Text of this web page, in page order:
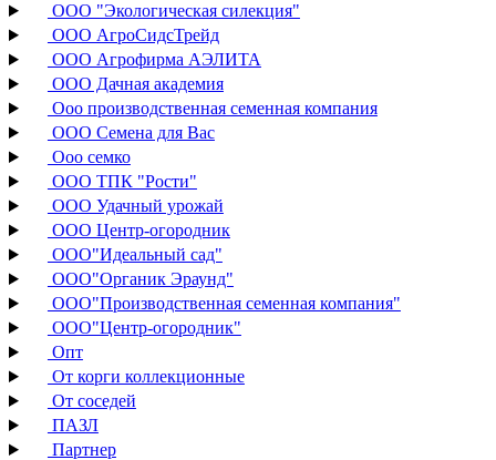
ООО "Экологическая силекция"
ООО АгроСидсТрейд
ООО Агрофирма АЭЛИТА
ООО Дачная академия
Ооо производственная семенная компания
ООО Семена для Вас
Ооо семко
ООО ТПК "Рости"
ООО Удачный урожай
ООО Центр-огородник
ООО"Идеальный сад"
ООО"Органик Эраунд"
ООО"Производственная семенная компания"
ООО"Центр-огородник"
Опт
От корги коллекционные
От соседей
ПАЗЛ
Партнер